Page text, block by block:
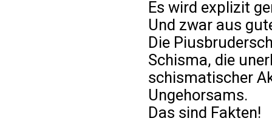
Es wird explizit
Und zwar aus
Die
Schisma, die
schismatischer
Ungehorsams.
Das sind Fakten!